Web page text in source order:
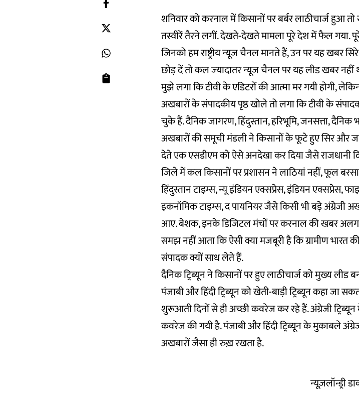
शनिवार को करनाल में किसानों पर बर्बर लाठीचार्ज हुआ
तस्वीरें तैरने लगीं. देखते-देखते मामला पूरे देश में फैल गया.
जिनको हम राष्ट्रीय न्यूज चैनल मानते हैं, उन पर यह खबर
छोड़ दें तो कल ज्‍यादातर न्यूज चैनल पर यह लीड खबर नहीं
मुझे लगा कि टीवी के एडिटरों की आत्मा मर गयी होगी,
अखबारों के संपादकीय पृष्ठ खोले तो लगा कि टीवी के
चुके हैं. दैनिक जागरण, हिंदुस्तान, हरिभूमि, जनसत्ता, दैनिक
अखबारों की समूची मंडली ने किसानों के फूटे हुए सिर और
देते एक एसडीएम को ऐसे अनदेखा कर दिया जैसे राजधानी
जिले में कल किसानों पर प्रशासन ने लाठियां नहीं, फूल
हिंदुस्तान टाइम्स, न्यू इंडियन एक्सप्रेस, इंडियन एक्सप्रेस,
इकनॉमिक टाइम्स, द पायनियर जैसे किसी भी बड़े अंग्रेजी
आए. बेशक, इनके डिजिटल मंचों पर करनाल की खबर अलग-
समझ नहीं आता कि ऐसी क्या मजबूरी है कि ग्रामीण भारत
संपादक क्यों साध लेते हैं.
दैनिक ट्रिब्यून ने किसानों पर हुए लाठीचार्ज को मुख्य
पंजाबी और हिंदी ट्रिब्यून को खेती-बाड़ी ट्रिब्यून कहा जा
शुरूआती दिनों से ही अच्छी कवरेज कर रहे हैं. अंग्रेजी
कवरेज की गयी है. पंजाबी और हिंदी ट्रिब्यून के मुकाबले
अखबारों जैसा ही रुख़ रखता है.
न्यूज़लॉन्ड्री